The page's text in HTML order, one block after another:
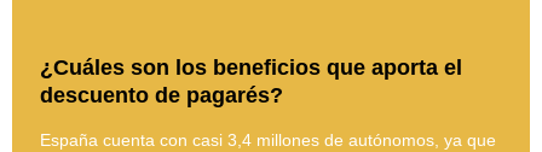
¿Cuáles son los beneficios que aporta el
descuento de pagarés?
España cuenta con casi 3,4 millones de autónomos, ya que